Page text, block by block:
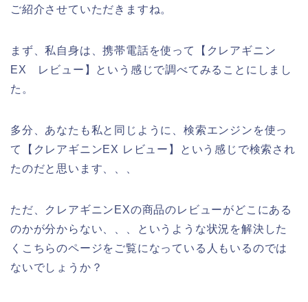
ご紹介させていただきますね。
まず、私自身は、携帯電話を使って【クレアギニン
EX レビュー】という感じで調べてみることにしまし
た。
多分、あなたも私と同じように、検索エンジンを使っ
て【クレアギニンEX レビュー】という感じで検索され
たのだと思います、、、
ただ、クレアギニンEXの商品のレビューがどこにある
のかが分からない、、、というような状況を解決した
くこちらのページをご覧になっている人もいるのでは
ないでしょうか？